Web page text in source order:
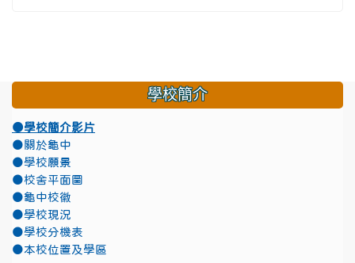
學校簡介
●學校簡介影片
●關於龜中
●學校願景
●校舍平面圖
●龜中校徽
●學校現況
●學校分機表
●本校位置及學區